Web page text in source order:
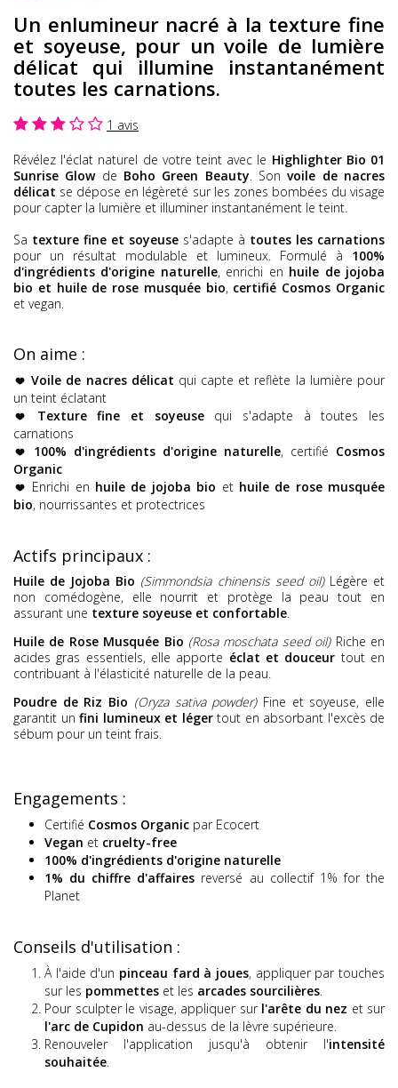
Un enlumineur nacré à la texture fine
et soyeuse, pour un voile de lumière
délicat qui illumine instantanément
toutes les carnations.
1 avis
Révélez l'éclat naturel de votre teint avec le Highlighter Bio 01
Sunrise Glowde Boho Green Beauty . Sonvoile de nacres
délicat se dépose en légèreté sur les zones bombées du visage
pour capter la lumière et illuminer instantanément le teint.
Sa texture fine et soyeuse s'adapte à toutes les carnations
pour un résultat modulable et lumineux. Formulé à 100%
d'ingrédients d'origine naturelle, enrichi en huile de jojoba
bio et huile de rose musquée bio, certifié Cosmos Organic
et vegan.
On aime :
Voile de nacres délicat qui capte et reflète la lumière pour
un teint éclatant
Texture fine et soyeusequi s'adapte à toutes les
carnations
100% d'ingrédients d'origine naturelle, certifié Cosmos
Organic
Enrichi en huile de jojoba bio et huile de rose musquée
bio, nourrissantes et protectrices
Actifs principaux :
Huile de Jojoba Bio (Simmondsia chinensis seed oil)Légère et
non comédogène, elle nourrit et protège la peau tout en
assurant une texture soyeuse et confortable
Huile de Rose Musquée Bio (Rosa moschata seed oil)Riche en
acides gras essentiels, elle apporte éclat et douceur tout en
contribuant à l'élasticité naturelle de la peau.
Poudre de Riz Bio (Oryza sativa powder)Fine et soyeuse, elle
garantit un fini lumineux et légertout en absorbant l'excès de
sébum pour un teint frais.
Engagements :
Certifié Cosmos Organic par Ecocert
Vegan et cruelty-free
100% d'ingrédients d'origine naturelle
1% du chiffre d'affaires reversé au collectif 1% for the
Planet
Conseils d'utilisation :
À l'aide d'un pinceau fard à joues, appliquer par touches
sur les pommettes et les arcades sourcilières
Pour sculpter le visage, appliquer sur l'arête du nez et sur
l'arc de Cupidon au-dessus de la lèvre supérieure.
Renouveler l'application jusqu'à obtenir l'intensité
souhaitée